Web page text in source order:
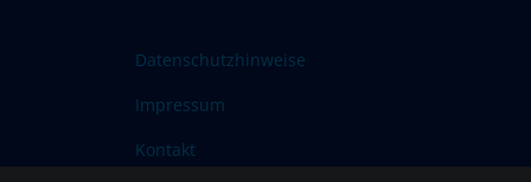
Datenschutzhinweise
Impressum
Kontakt